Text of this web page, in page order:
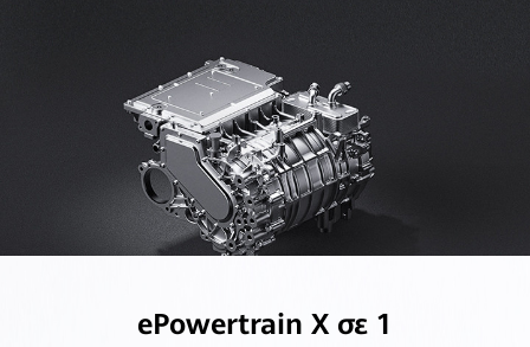
ePowertrain X σε 1